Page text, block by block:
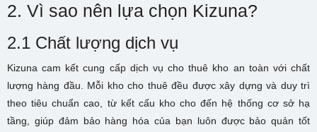
2. Vì sao nên lựa chọn Kizuna?
2.1 Chất lượng dịch vụ
Kizuna cam kết cung cấp dịch vụ cho thuê kho an toàn với chất
lượng hàng đầu. Mỗi kho cho thuê đều được xây dựng và duy trì
theo tiêu chuẩn cao, từ kết cấu kho cho đến hệ thống cơ sở hạ
tầng, giúp đảm bảo hàng hóa của bạn luôn được bảo quản tốt